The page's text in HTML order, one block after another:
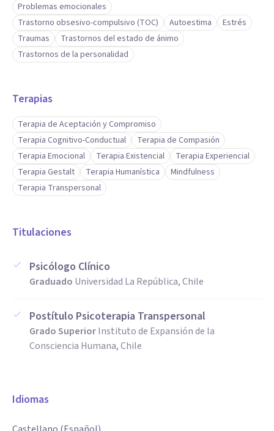
Problemas emocionales
Trastorno obsesivo-compulsivo (TOC)
Autoestima
Estrés
Traumas
Trastornos del estado de ánimo
Trastornos de la personalidad
Terapias
Terapia de Aceptación y Compromiso
Terapia Cognitivo-Conductual
Terapia de Compasión
Terapia Emocional
Terapia Existencial
Terapia Experiencial
Terapia Gestalt
Terapia Humanística
Mindfulness
Terapia Transpersonal
Titulaciones
Psicólogo Clínico
Graduado Universidad La República, Chile
Postítulo Psicoterapia Transpersonal
Grado SuperiorInstituto de Expansión de la
Consciencia Humana, Chile
Idiomas